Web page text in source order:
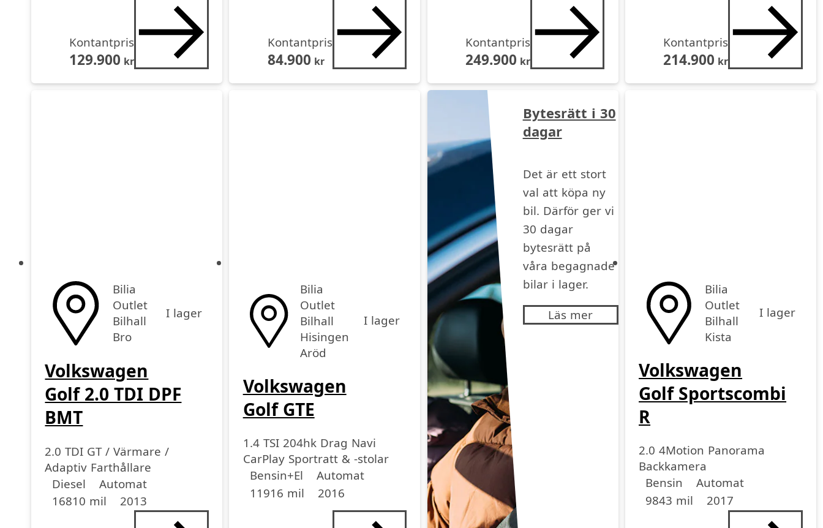
Kontantpris
129.900 kr
Kontantpris
84.900 kr
Kontantpris
249.900 kr
Kontantpris
214.900 kr
Bilia
Outlet
Bilhall
Bro
I lager
Volkswagen
Golf 2.0 TDI DPF
BMT
2.0 TDI GT / Värmare /
Adaptiv Farthållare
Drivmedel
Diesel
DrivmedelAutomat
Miltal
16810 mil
årsmodell
2013
Bilia
Outlet
Bilhall
Hisingen
Aröd
I lager
Volkswagen
Golf GTE
1.4 TSI 204hk Drag Navi
CarPlay Sportratt & -stolar
Drivmedel
Bensin+El
Drivmedel Automat
Miltal
11916 mil
årsmodell
2016
Bytesrätt i 30
dagar
Det är ett stort
val att köpa ny
bil. Därför ger vi
30 dagar
bytesrätt på
våra begagnade
bilar i lager.
Läs mer
Bilia
Outlet
Bilhall
Kista
I lager
Volkswagen
Golf Sportscombi
R
2.0 4Motion Panorama
Backkamera
Drivmedel
Bensin
Drivmedel Automat
Miltal
9843 mil
årsmodell
2017